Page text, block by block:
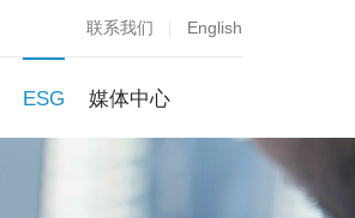
联系我们 English
ESG 媒体中心